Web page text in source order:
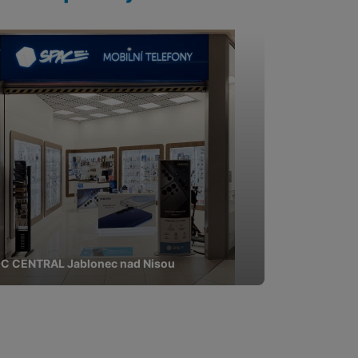
určujeme počet
souhrnně a
nebo reklamy jak
CENTRAL Jablonec nad Nisou